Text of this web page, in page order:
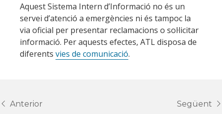
Aquest Sistema Intern d’Informació no és un
servei d’atenció a emergències ni és tampoc la
via oficial per presentar reclamacions o sol·licitar
informació. Per aquests efectes, ATL disposa de
diferents vies de comunicació.
Anterior
Següent